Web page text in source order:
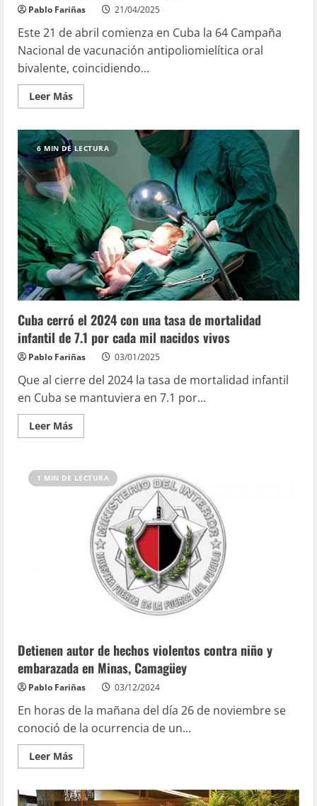
Pablo Fariñas 21/04/2025
Este 21 de abril comienza en Cuba la 64 Campaña
Nacional de vacunación antipoliomielítica oral
bivalente, coincidiendo...
Leer Más
6 MIN DE LECTURA
Cuba cerró el 2024 con una tasa de mortalidad
infantil de 7.1 por cada mil nacidos vivos
Pablo Fariñas 03/01/2025
Que al cierre del 2024 la tasa de mortalidad infantil
en Cuba se mantuviera en 7.1 por...
Leer Más
1 MIN DE LECTURA
Detienen autor de hechos violentos contra niño y
embarazada en Minas, Camagüey
Pablo Fariñas 03/12/2024
En horas de la mañana del día 26 de noviembre se
conoció de la ocurrencia de un...
Leer Más